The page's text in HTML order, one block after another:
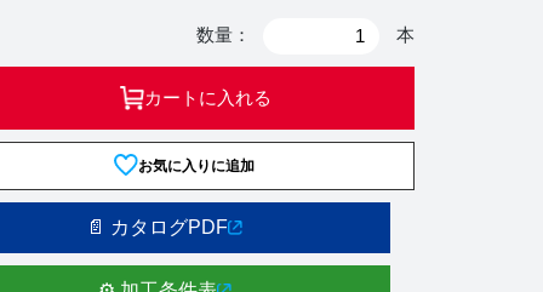
数量： 本
カートに入れる
お気に入りに追加
📄 カタログPDF